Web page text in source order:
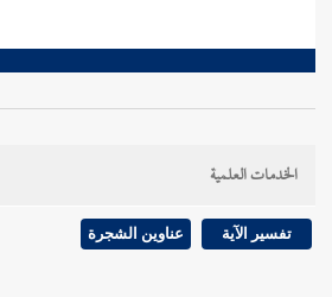
الخدمات العلمية
تفسير الآية عناوين الشجرة